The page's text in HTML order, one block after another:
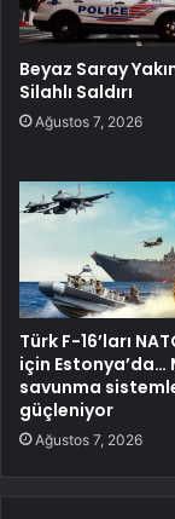
Beyaz Saray
Silahlı Saldırı
Ağustos 7, 2026
Türk F-16’ları
için Estonya’da…
savunma
güçleniyor
Ağustos 7, 2026